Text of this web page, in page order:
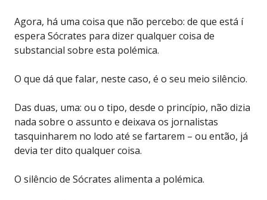
Agora, há uma coisa que não percebo: de que está í
espera Sócrates para dizer qualquer coisa de
substancial sobre esta polémica.
O que dá que falar, neste caso, é o seu meio silêncio.
Das duas, uma: ou o tipo, desde o princípio, não dizia
nada sobre o assunto e deixava os jornalistas
tasquinharem no lodo até se fartarem – ou então, já
devia ter dito qualquer coisa.
O silêncio de Sócrates alimenta a polémica.